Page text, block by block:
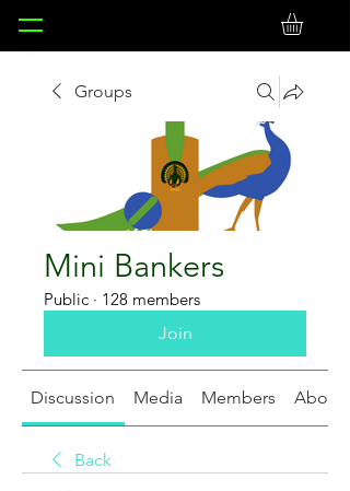
Groups
Mini Bankers
Public · 128 members
Join
Discussion Media Members About
Back